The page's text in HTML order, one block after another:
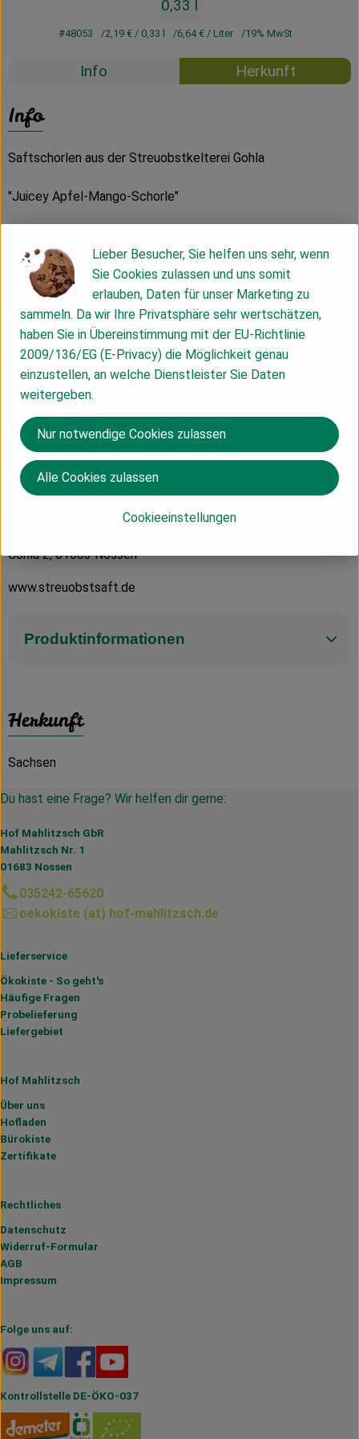
0,33 l
#48053 2,19 € / 0,33 l 6,64 € / Liter 19% MwSt
Info Herkunft
Info
Saftschorlen aus der Streuobstkelterei Gohla
"Juicey Apfel-Mango-Schorle"
Seit 2008 gibt es die kleine Streuobstkelterei Gohla, nicht
weit entfernt von Mahlitzsch. Hier wird Obst nach
traditioneller Art sehr schonend verarbeitet. Ohne
Zusatzstoffe, ohne Hilfsmittel. Die Quitten in dieser Schorle
kommen von ökologisch bewirtschafteten Streuobstwiesen
des Klosterbezirgs Altzella und des Meißner Lands.
Bitte die leeren Flaschen über die Ökokiste wieder
zurückgeben.
Zutaten: Wasser, 42% Apfelsaft*, Mangosaft*, Kohlensäure
Fruchtgehalt mind. 50%
Streuobstkelterei Gohla
Gohla 2, 01683 Nossen
www.streuobstsaft.de
Produktinformationen
Herkunft
Sachsen
Du hast eine Frage? Wir helfen dir gerne:
Hof Mahlitzsch GbR
Mahlitzsch Nr. 1
01683 Nossen
035242-65620
oekokiste (at) hof-mahlitzsch.de
Lieferservice
Ökokiste - So geht's
Häufige Fragen
Probelieferung
Liefergebiet
Hof Mahlitzsch
Über uns
Hofladen
Bürokiste
Zertifikate
Rechtliches
Datenschutz
Widerruf-Formular
AGB
Impressum
Folge uns auf:
Externer Link zu https://www.instagram.com/
Externer Link zu https://t.me/s/hofmahlitzsch
Externer Link zu https://www.facebook.com/
Kontrollstelle DE-ÖKO-037
Lieber Besucher, Sie helfen uns sehr, wenn
Sie Cookies zulassen und uns somit
erlauben, Daten für unser Marketing zu
sammeln. Da wir Ihre Privatsphäre sehr wertschätzen,
haben Sie in Übereinstimmung mit der EU-Richtlinie
2009/136/EG (E-Privacy) die Möglichkeit genau
einzustellen, an welche Dienstleister Sie Daten
weitergeben.
Cookieeinstellungen
Nur notwendige Cookies zulassen
Alle Cookies zulassen